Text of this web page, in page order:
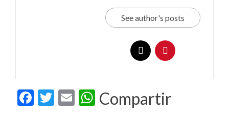
See author's posts
Facebook
Twitter
EmailWhatsApp
Compartir